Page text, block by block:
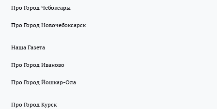
Про Город Чебоксары
Про Город Новочебоксарск
Наша Газета
Про Город Иваново
Про Город Йошкар-Ола
Про Город Курск